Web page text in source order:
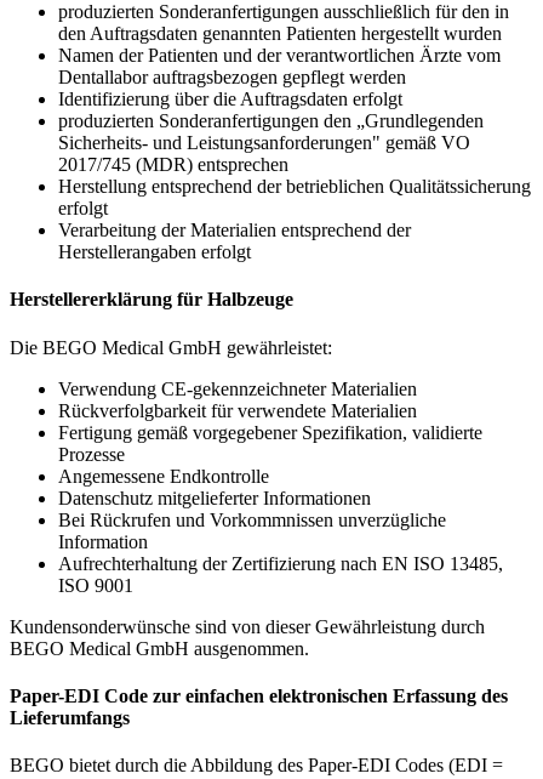
produzierten Sonderanfertigungen ausschließlich für den in
den Auftragsdaten genannten Patienten hergestellt wurden
Namen der Patienten und der verantwortlichen Ärzte vom
Dentallabor auftragsbezogen gepflegt werden
Identifizierung über die Auftragsdaten erfolgt
produzierten Sonderanfertigungen den „Grundlegenden
Sicherheits- und Leistungsanforderungen" gemäß VO
2017/745 (MDR) entsprechen
Herstellung entsprechend der betrieblichen Qualitätssicherung
erfolgt
Verarbeitung der Materialien entsprechend der
Herstellerangaben erfolgt
Herstellererklärung für Halbzeuge
Die BEGO Medical GmbH gewährleistet:
Verwendung CE-gekennzeichneter Materialien
Rückverfolgbarkeit für verwendete Materialien
Fertigung gemäß vorgegebener Spezifikation, validierte
Prozesse
Angemessene Endkontrolle
Datenschutz mitgelieferter Informationen
Bei Rückrufen und Vorkommnissen unverzügliche
Information
Aufrechterhaltung der Zertifizierung nach EN ISO 13485,
ISO 9001
Kundensonderwünsche sind von dieser Gewährleistung durch
BEGO Medical GmbH ausgenommen.
Paper-EDI Code zur einfachen elektronischen Erfassung des
Lieferumfangs
BEGO bietet durch die Abbildung des Paper-EDI Codes (EDI =